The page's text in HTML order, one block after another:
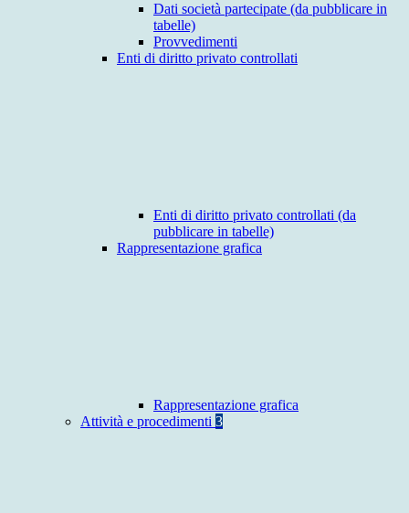
Dati società partecipate (da pubblicare in
tabelle)
Provvedimenti
Enti di diritto privato controllati
Enti di diritto privato controllati (da
pubblicare in tabelle)
Rappresentazione grafica
Rappresentazione grafica
Attività e procedimenti 3